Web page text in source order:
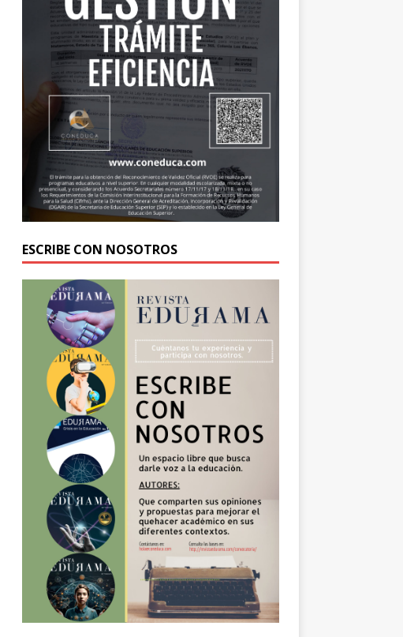
ESCRIBE CON NOSOTROS